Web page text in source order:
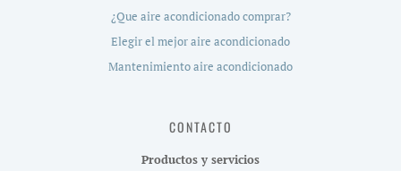
¿Que aire acondicionado comprar?
Elegir el mejor aire acondicionado
Mantenimiento aire acondicionado
CONTACTO
Productos y servicios